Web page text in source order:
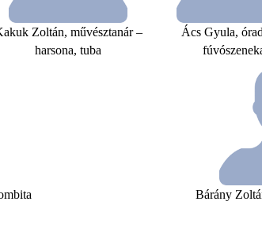
Zoltán, művésztanár –
harsona, tuba
Ács Gyula,
Bárány